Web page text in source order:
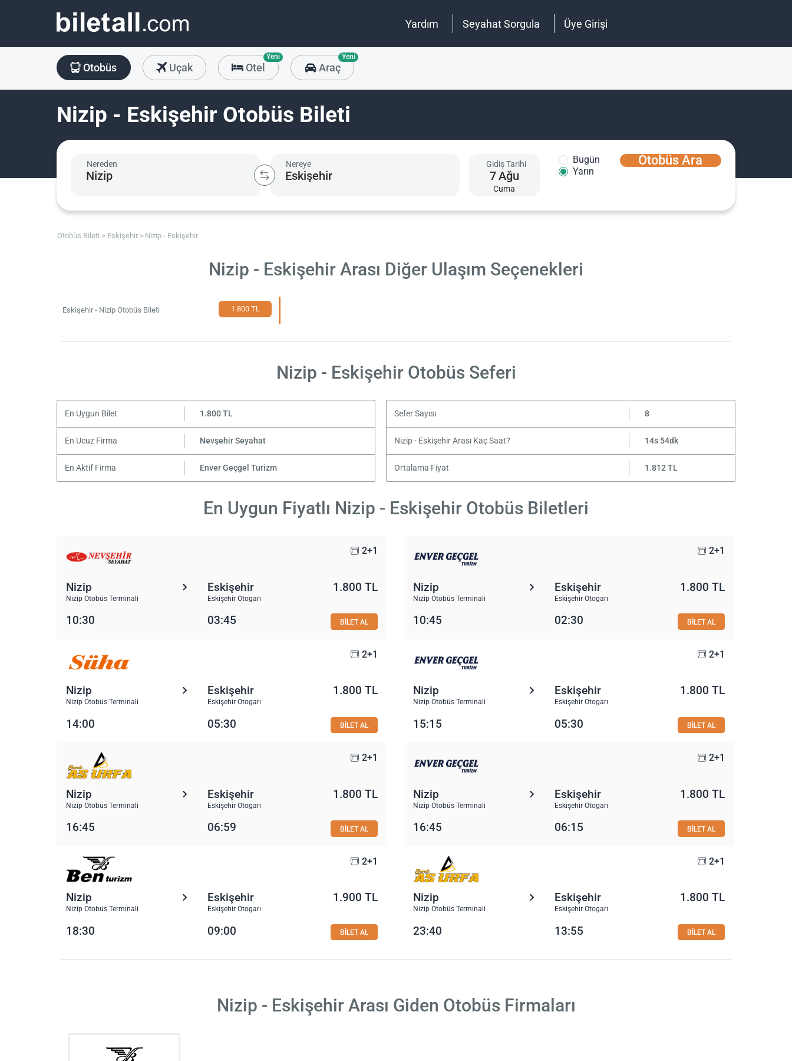
Yardım Seyahat Sorgula Üye Girişi
Otobüs Uçak Otel
Yeni
Araç
Yeni
Nizip - Eskişehir Otobüs Bileti
Nereden Nereye Gidiş Tarihi
7Ağu
Cuma
Bugün
Yarın
Otobüs Ara
Otobüs Bileti Eskişehir Nizip - Eskişehir
Nizip - Eskişehir Arası Diğer Ulaşım Seçenekleri
Eskişehir - Nizip Otobüs Bileti 1.800 TL
Nizip - Eskişehir Otobüs Seferi
En Uygun Bilet 1.800 TL Sefer Sayısı 8
En Ucuz Firma Nevşehir Seyahat Nizip - Eskişehir Arası Kaç Saat? 14s 54dk
En Aktif Firma Enver Geçgel Turizm Ortalama Fiyat 1.812 TL
En Uygun Fiyatlı Nizip - Eskişehir Otobüs Biletleri
2+1
Nizip
Nizip Otobüs Terminali
Eskişehir
Eskişehir Otogarı
1.800 TL
10:30 03:45 BİLET AL
2+1
Nizip
Nizip Otobüs Terminali
Eskişehir
Eskişehir Otogarı
1.800 TL
10:45 02:30 BİLET AL
2+1
Nizip
Nizip Otobüs Terminali
Eskişehir
Eskişehir Otogarı
1.800 TL
14:00 05:30 BİLET AL
2+1
Nizip
Nizip Otobüs Terminali
Eskişehir
Eskişehir Otogarı
1.800 TL
15:15 05:30 BİLET AL
2+1
Nizip
Nizip Otobüs Terminali
Eskişehir
Eskişehir Otogarı
1.800 TL
16:45 06:59 BİLET AL
2+1
Nizip
Nizip Otobüs Terminali
Eskişehir
Eskişehir Otogarı
1.800 TL
16:45 06:15 BİLET AL
2+1
Nizip
Nizip Otobüs Terminali
Eskişehir
Eskişehir Otogarı
1.900 TL
18:30 09:00 BİLET AL
2+1
Nizip
Nizip Otobüs Terminali
Eskişehir
Eskişehir Otogarı
1.800 TL
23:40 13:55 BİLET AL
Nizip - Eskişehir Arası Giden Otobüs Firmaları